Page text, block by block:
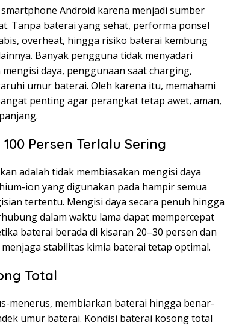
Android karena menjadi sumber
Tanpa baterai yang sehat, performa ponsel
overheat, hingga risiko baterai kembung
Banyak pengguna tidak menyadari
daya, penggunaan saat charging,
umur baterai. Oleh karena itu, memahami
penting agar perangkat tetap awet, aman,
Persen Terlalu Sering
adalah tidak membiasakan mengisi daya
ion yang digunakan pada hampir semua
tertentu. Mengisi daya secara penuh hingga
dalam waktu lama dapat mempercepat
baterai berada di kisaran 20–30 persen dan
stabilitas kimia baterai tetap optimal.
Total
menerus, membiarkan baterai hingga benar-
umur baterai. Kondisi baterai kosong total